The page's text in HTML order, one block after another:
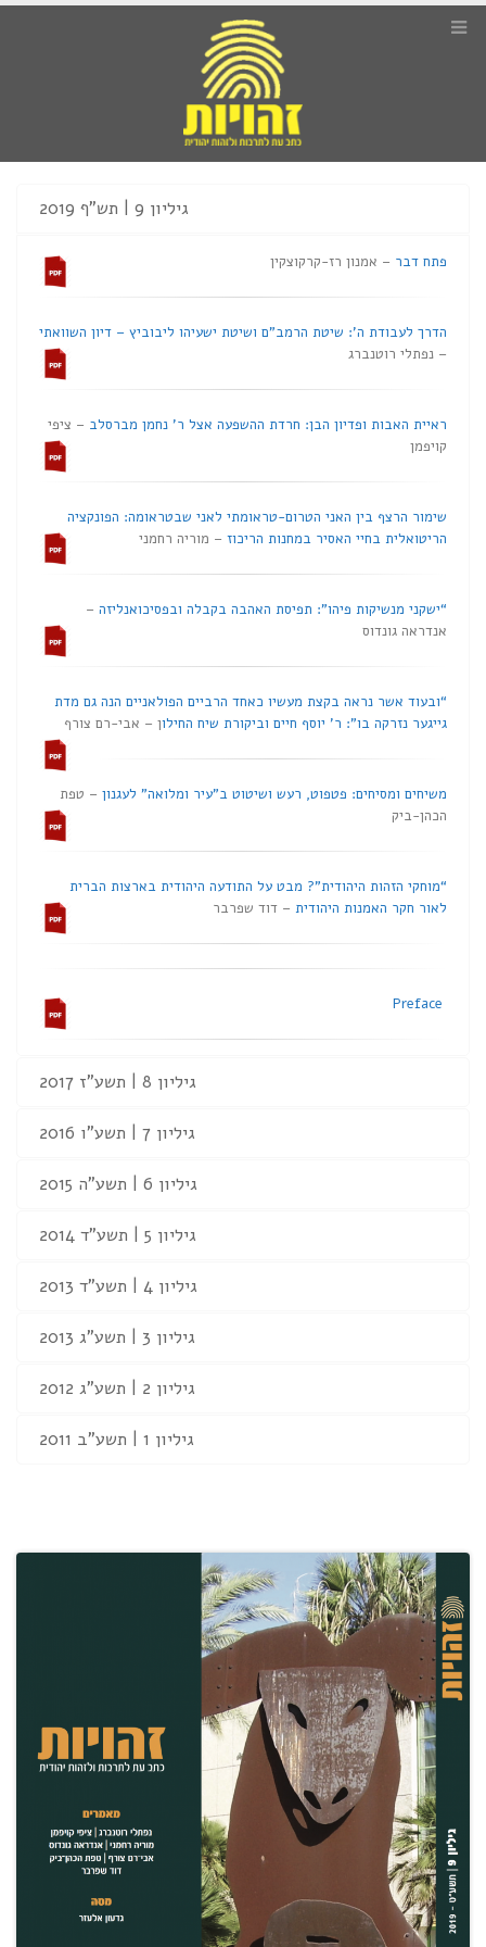
גיליון 9 | תש"ף 2019
פתח דבר – אמנון רז-קרקוצקין
הדרך לעבודת ה’: שיטת הרמב”ם ושיטת ישעיהו ליבוביץ – דיון השוואתי
– נפתלי רוטנברג
ראיית האבות ופדיון הבן: חרדת ההשפעה אצל ר’ נחמן מברסלב – ציפי
קויפמן
שימור הרצף בין האני הטרום-טראומתי לאני שבטראומה: הפונקציה
הריטואלית בחיי האסיר במחנות הריכוז – מוריה רחמני
“ישקני מנשיקות פיהו”: תפיסת האהבה בקבלה ובפסיכואנליזה –
אנדראה גונדוס
“ובעוד אשר נראה בקצת מעשיו כאחד הרביים הפולאניים הנה גם מדת
גייגער נזרקה בו”: ר’ יוסף חיים וביקורת שיח החילון – אבי-רם צורף
משיחים ומסיחים: פטפוט, רעש ושיטוט ב”עיר ומלואה” לעגנון – טפת
הכהן-ביק
“מוחקי הזהות היהודית”? מבט על התודעה היהודית בארצות הברית
לאור חקר האמנות היהודית – דוד שפרבר
גיליון 8 | תשע"ז 2017
גיליון 7 | תשע"ו 2016
גיליון 6 | תשע"ה 2015
גיליון 5 | תשע"ד 2014
גיליון 4 | תשע"ד 2013
גיליון 3 | תשע"ג 2013
גיליון 2 | תשע"ג 2012
גיליון 1 | תשע"ב 2011